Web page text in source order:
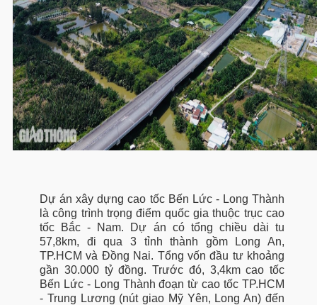
Dự án xây dựng cao tốc Bến Lức - Long Thành
là công trình trọng điểm quốc gia thuộc trục cao
tốc Bắc - Nam. Dự án có tổng chiều dài tu
57,8km, đi qua 3 tỉnh thành gồm Long An,
TP.HCM và Đồng Nai. Tổng vốn đầu tư khoảng
gần 30.000 tỷ đồng. Trước đó, 3,4km cao tốc
Bến Lức - Long Thành đoạn từ cao tốc TP.HCM
- Trung Lương (nút giao Mỹ Yên, Long An) đến